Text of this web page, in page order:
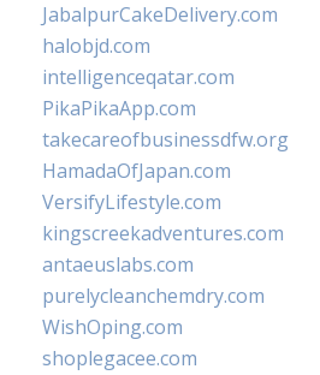
JabalpurCakeDelivery.com
halobjd.com
intelligenceqatar.com
PikaPikaApp.com
takecareofbusinessdfw.org
HamadaOfJapan.com
VersifyLifestyle.com
kingscreekadventures.com
antaeuslabs.com
purelycleanchemdry.com
WishOping.com
shoplegacee.com